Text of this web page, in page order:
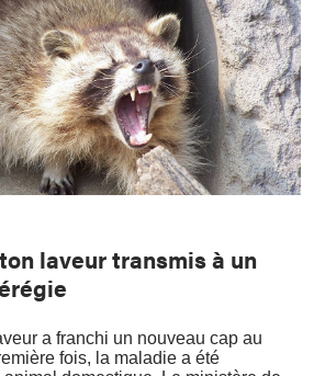
laveur transmis à un
a franchi un nouveau cap au
fois, la maladie a été